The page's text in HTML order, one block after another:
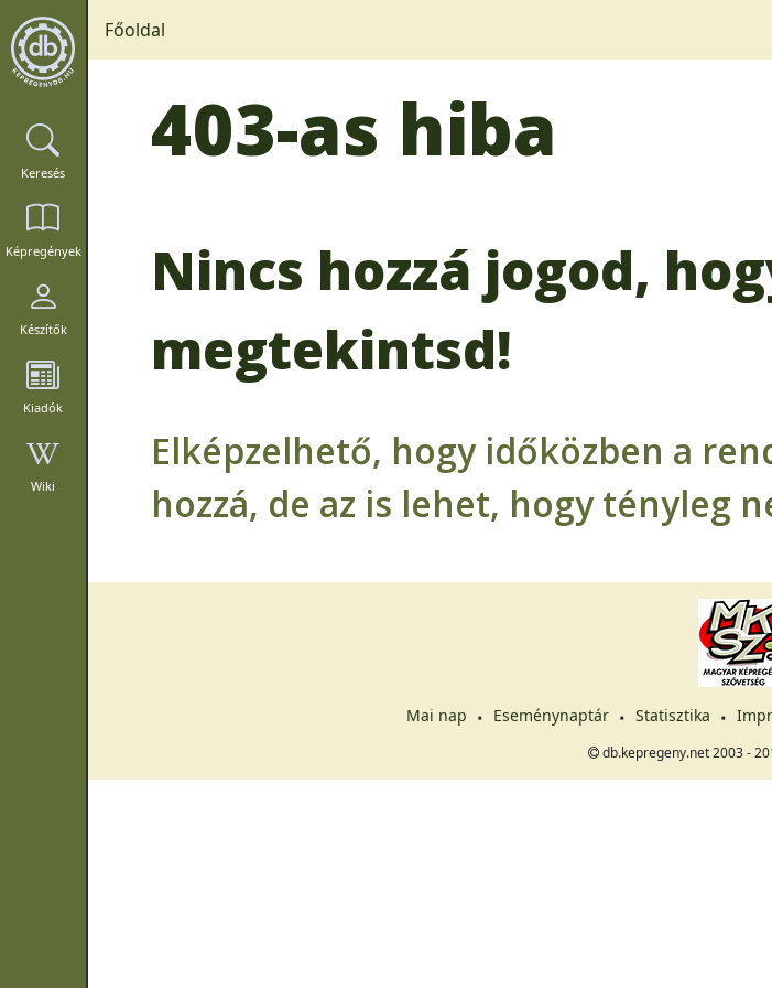
Keresés
Képregények
Készítők
Kiadók
Wiki
Főoldal
403-as hiba
Nincs hozzá jogod,
megtekintsd!
Elképzelhető, hogy időközben a
hozzá, de az is lehet, hogy tényleg
Mai nap Eseménynaptár Statisztika
db.kepregeny.net 2003 -